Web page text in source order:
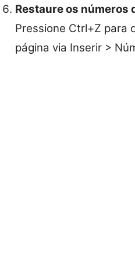
Restaure os números
Pressione Ctrl+Z para
página via Inserir >